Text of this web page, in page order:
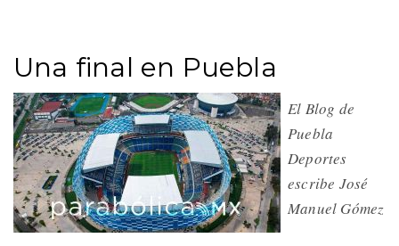
Una final en Puebla
El Blog de
Puebla
Deportes
escribe José
Manuel Gómez